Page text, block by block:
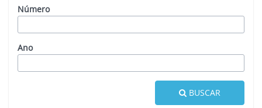
Número
Ano
BUSCAR